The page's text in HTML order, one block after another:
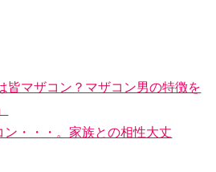
皆マザコン？マザコン男の特徴を
・・・。家族との相性大丈